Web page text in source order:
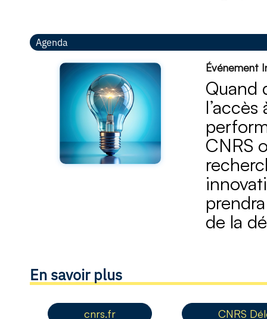
Agenda
Événement
Quand
CNRS
de la
En savoir plus
cnrs.fr CNRS